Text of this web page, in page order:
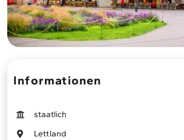
Infopaket bestellen
Meine Bewerbung
StudiMed eLearning
Informationen
staatlich
Lettland